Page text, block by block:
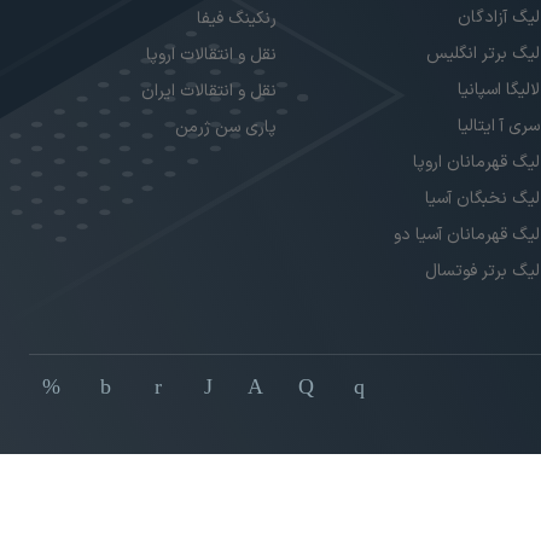
لیگ آزادگان
لیگ برتر انگلیس
لالیگا اسپانیا
سری آ ایتالیا
لیگ قهرمانان اروپا
لیگ نخبگان آسیا
لیگ قهرمانان آسیا دو
لیگ برتر فوتسال
رنکینگ فیفا
نقل و انتقالات اروپا
نقل و انتقالات ایران
پاری سن ژرمن